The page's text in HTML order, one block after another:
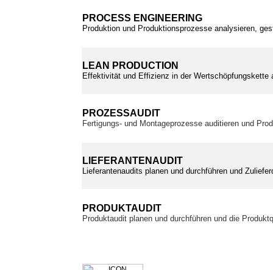
PROCESS ENGINEERING
Produktion und Produktionsprozesse analysieren,
LEAN PRODUCTION
Effektivität und Effizienz in der Wertschöpfungskette
PROZESSAUDIT
Fertigungs- und Montageprozesse auditieren und
LIEFERANTENAUDIT
Lieferantenaudits planen und durchführen und
PRODUKTAUDIT
Produktaudit planen und durchführen und die